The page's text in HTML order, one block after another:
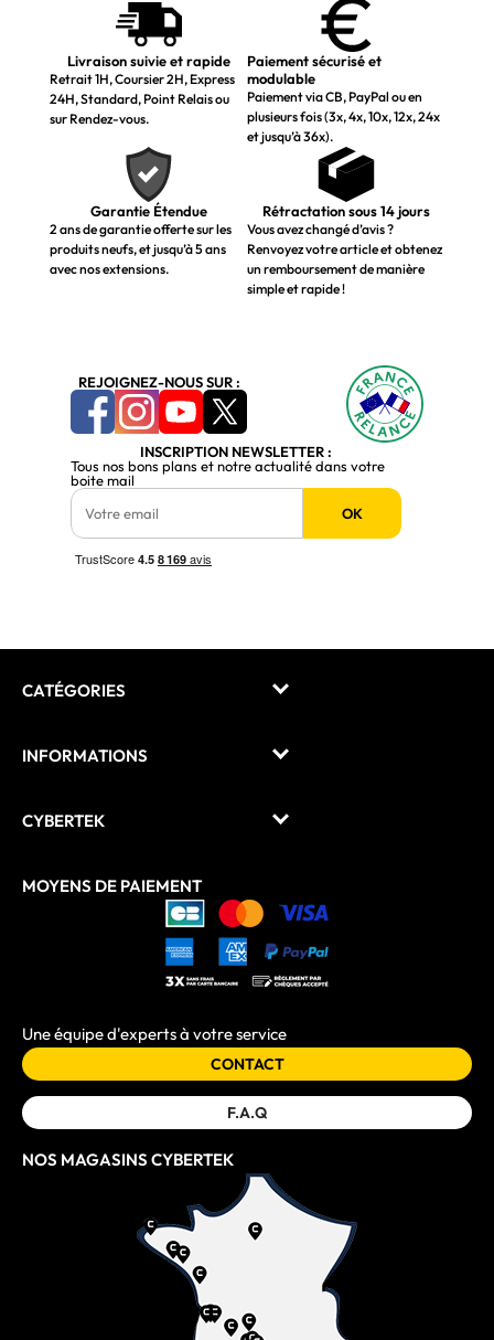
Livraison suivie et rapide
Retrait 1H, Coursier 2H, Express
24H, Standard, Point Relais ou
sur Rendez-vous.
Paiement sécurisé et
modulable
Paiement via CB, PayPal ou en
plusieurs fois (3x, 4x, 10x, 12x, 24x
et jusqu’à 36x).
Garantie Étendue
2 ans de garantie offerte sur les
produits neufs, et jusqu’à 5 ans
avec nos extensions.
Rétractation sous 14 jours
Vous avez changé d’avis ?
Renvoyez votre article et obtenez
un remboursement de manière
simple et rapide !
REJOIGNEZ-NOUS SUR :
INSCRIPTION NEWSLETTER :
Tous nos bons plans et notre actualité dans votre
boite mail
OK
CATÉGORIES
INFORMATIONS
CYBERTEK
MOYENS DE PAIEMENT
Une équipe d'experts à votre service
CONTACT
F.A.Q
NOS MAGASINS CYBERTEK